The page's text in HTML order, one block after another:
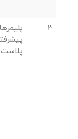
3
پلاست